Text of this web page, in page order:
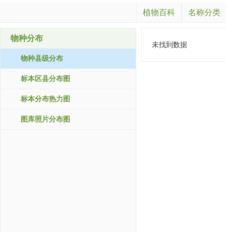
植物百科 名称分类
物种分布
物种县级分布
标本区县分布图
标本分布热力图
图库照片分布图
未找到数据